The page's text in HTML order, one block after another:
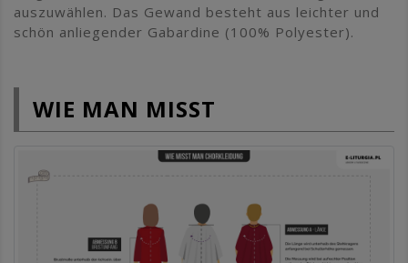
auszuwählen. Das Gewand besteht aus leichter und
schön anliegender Gabardine (100% Polyester).
WIE MAN MISST